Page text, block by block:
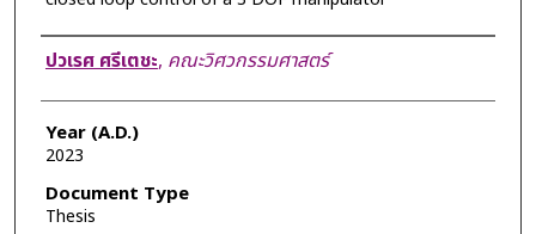
Author
ปวเรศ ศรีเตชะ, คณะวิศวกรรมศาสตร์
Year (A.D.)
2023
Document Type
Thesis